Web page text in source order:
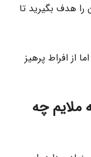
هدف بگیرید تا
از افراط پرهیز
ملایم چه